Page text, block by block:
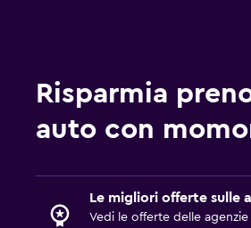
Risparmia
auto con
Le migliori offerte sulle
Vedi le offerte delle